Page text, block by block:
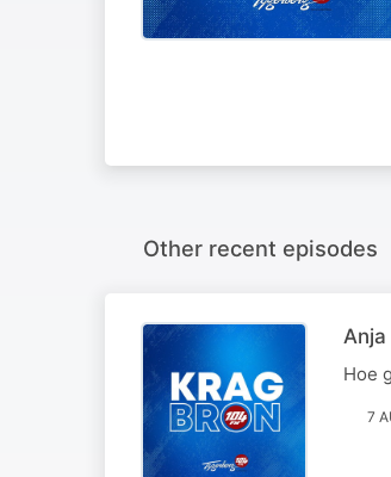
Other recent episodes
Hoe
7